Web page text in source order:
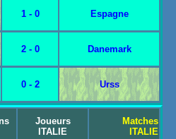
1 - 0 Espagne
2 - 0 Danemark
0 - 2 Urss
Joueurs
ITALIE
Matches
ITALIE